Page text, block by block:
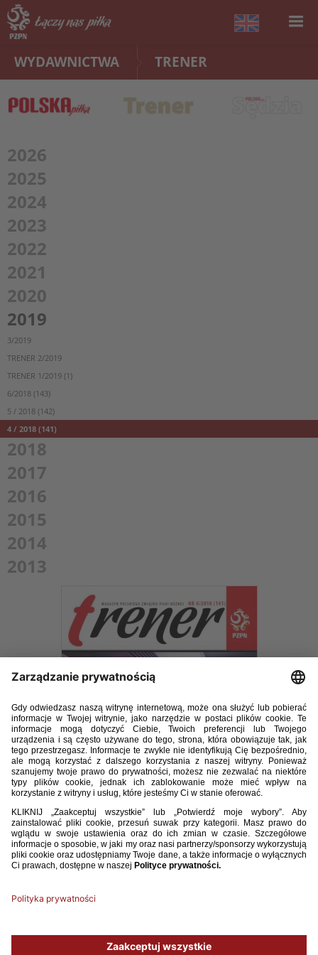
WYDAWNICTWA TRENER
2026
2025
2024
2023
2022
2021
2020
2019
3/2019
TRENER 2/2019
TRENER 1/2019 (1)
6/2018 (143)
5 / 2018 (142)
4 / 2018 (141)
2018
2017
2016
2015
2014
2013
TRENER_04_2018.pdf